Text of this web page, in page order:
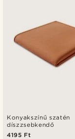
Konyakszínű szatén
díszzsebkendő
4195 Ft